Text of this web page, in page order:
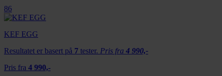
86
KEF EGG
Resultatet er basert på 7 tester. Pris fra 4 990,-
Pris fra 4 990,-